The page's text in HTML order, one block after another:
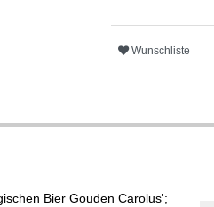
Wunschliste
Bier Gouden Carolus';